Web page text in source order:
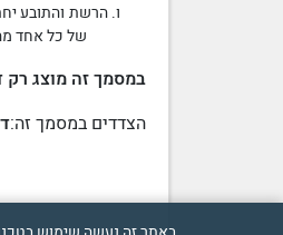
ו. הרשת והתובע
של כל אחד מהם
במסמך זה מוצג
הצדדים במסמך זה: